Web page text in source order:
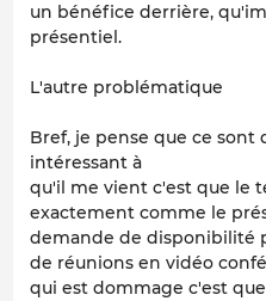
un bénéfice derrière,
présentiel.
L'autre problématique
Bref, je pense que ce sont
intéressant à
qu'il me vient c'est que le
exactement comme le
demande de disponibilité
de réunions en vidéo
qui est dommage c'est